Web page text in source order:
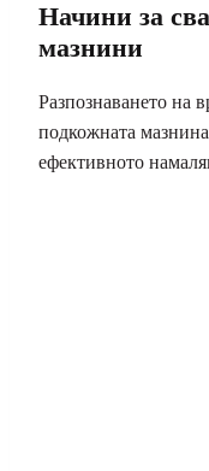
Начини за
мазнини
Разпознаването на
подкожната
ефективното